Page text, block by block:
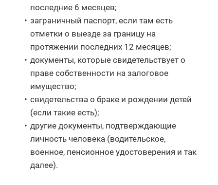
последние 6 месяцев;
заграничный паспорт, если там есть
отметки о выезде за границу на
протяжении последних 12 месяцев;
документы, которые свидетельствует о
праве собственности на залоговое
имущество;
свидетельства о браке и рождении детей
(если такие есть);
другие документы, подтверждающие
личность человека (водительское,
военное, пенсионное удостоверения и так
далее).